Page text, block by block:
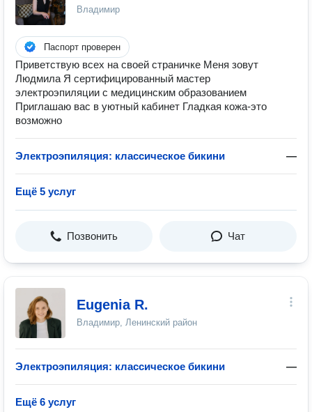
Владимир
Паспорт проверен
Приветствую всех на своей страничке Меня зовут
Людмила Я сертифицированный мастер
электроэпиляции с медицинским образованием
Приглашаю вас в уютный кабинет Гладкая кожа-это
возможно
Электроэпиляция: классическое бикини —
Ещё 5 услуг
Позвонить Чат
Eugenia R.
Владимир, Ленинский район
Электроэпиляция: классическое бикини —
Ещё 6 услуг